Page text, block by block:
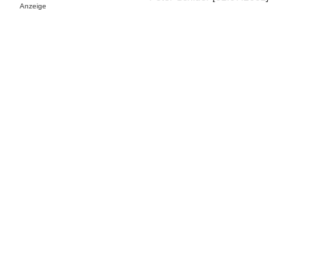
Anzeige